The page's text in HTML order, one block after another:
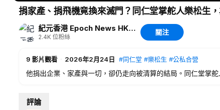
捐家產、捐飛機竟換來滅門？同仁堂掌舵人樂松生
紀元香港 Epoch News HK|大紀元 #粵語
2.4K 位粉絲
關注
9 影片觀看 · 2026年2月24日 #同仁堂 #樂松生 #公私合營
他捐出企業、家產與一切，卻仍走向被清算的結局。同仁堂掌
粵語版內容在Patreon同步發布，感謝支持深度內容創作。
評論